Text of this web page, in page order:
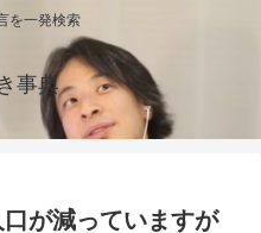
を一発検索
事典
口が減っていますが